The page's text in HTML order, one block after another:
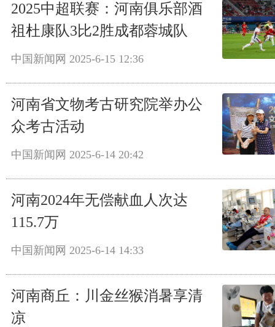
2025中超联赛：河南俱乐部酒
祖杜康队3比2胜成都蓉城队
中国新闻网 2025-6-15 12:36
河南省文物考古研究院举办公
众考古活动
中国新闻网 2025-6-14 20:42
河南2024年无偿献血人次达
115.7万
中国新闻网 2025-6-14 14:33
河南商丘：川金丝猴消暑享清
凉